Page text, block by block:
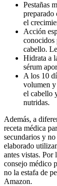
Pestañas
preparado
el
Acción
conocidos
cabello.
Hidrata a
sérum
A los 10
volumen y
el cabello
nutridas.
Además, a
receta médica
secundarios y
elaborado
antes vistas. Por
consejo médico
no la estafa de
Amazon.